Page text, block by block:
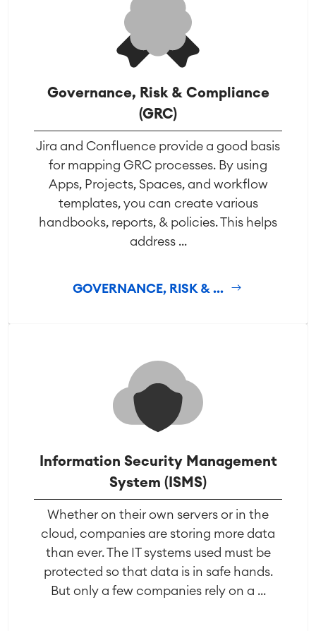
Governance, Risk & Compliance
(GRC)
Jira and Confluence provide a good basis
for mapping GRC processes. By using
Apps, Projects, Spaces, and workflow
templates, you can create various
handbooks, reports, & policies. This helps
address ...
GOVERNANCE, RISK & ...
Information Security Management
System (ISMS)
Whether on their own servers or in the
cloud, companies are storing more data
than ever. The IT systems used must be
protected so that data is in safe hands.
But only a few companies rely on a ...